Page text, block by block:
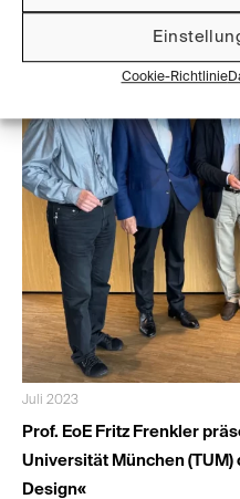
Cookie-Richtlinie
Juli 2023
Prof. EoE Fritz Frenkler
Universität München (TUM)
Design«